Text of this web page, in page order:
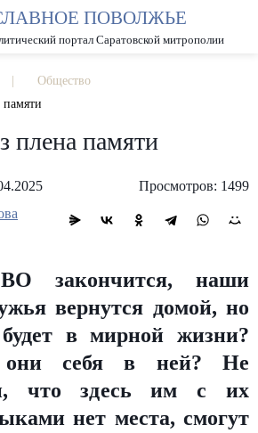
ШРИФТА А А
ПОВОЛЖЬЕ
портал Саратовской митрополии
Общество
памяти
плена памяти
Просмотров: 1499
закончится, наши
вернутся домой, но
в мирной жизни?
себя в ней? Не
что здесь им с их
нет места, смогут